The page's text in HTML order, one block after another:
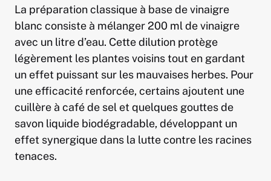
La préparation classique à base de vinaigre
blanc consiste à mélanger 200 ml de vinaigre
avec un litre d’eau. Cette dilution protège
légèrement les plantes voisins tout en gardant
un effet puissant sur les mauvaises herbes. Pour
une efficacité renforcée, certains ajoutent une
cuillère à café de sel et quelques gouttes de
savon liquide biodégradable, développant un
effet synergique dans la lutte contre les racines
tenaces.